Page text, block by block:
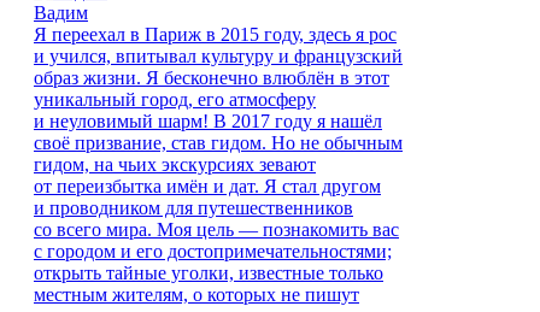
Вадим
Я переехал в Париж в 2015 году, здесь я рос
и учился, впитывал культуру и французский
образ жизни. Я бесконечно влюблён в этот
уникальный город, его атмосферу
и неуловимый шарм! В 2017 году я нашёл
своё призвание, став гидом. Но не обычным
гидом, на чьих экскурсиях зевают
от переизбытка имён и дат. Я стал другом
и проводником для путешественников
со всего мира. Моя цель — познакомить вас
с городом и его достопримечательностями;
открыть тайные уголки, известные только
местным жителям, о которых не пишут